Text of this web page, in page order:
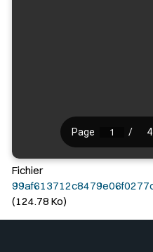
Fichier
(124.78 Ko)